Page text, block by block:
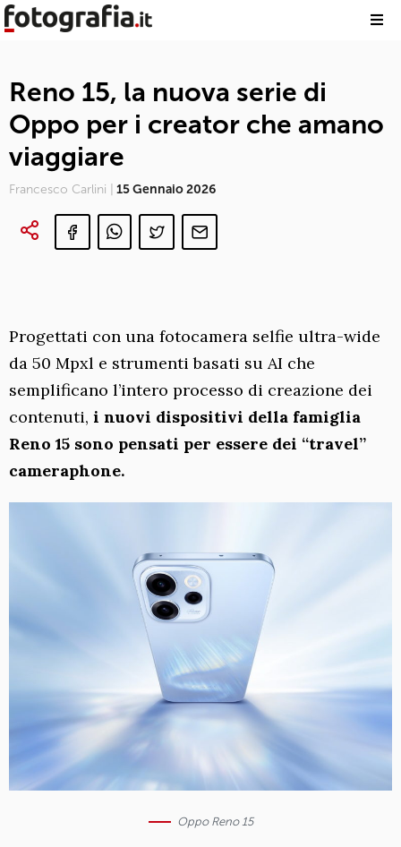
Reno 15, la nuova serie di
Oppo per i creator che amano
viaggiare
Francesco Carlini | 15 Gennaio 2026
Progettati con una fotocamera selfie ultra-wide
da 50 Mpxl e strumenti basati su AI che
semplificano l’intero processo di creazione dei
contenuti, i nuovi dispositivi della famiglia
Reno 15 sono pensati per essere dei “travel”
cameraphone.
Oppo Reno 15